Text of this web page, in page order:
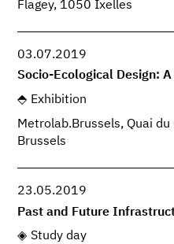
Flagey, 1050 Ixelles
03.07.2019
Socio-Ecological Design:
Exhibition
Metrolab.Brussels, Quai
Brussels
23.05.2019
Past and Future
Study day